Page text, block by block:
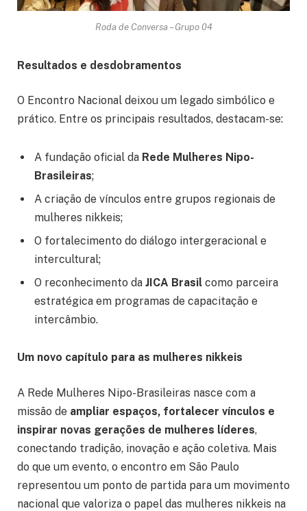
Roda de Conversa – Grupo 04
Resultados e desdobramentos
O Encontro Nacional deixou um legado simbólico e
prático. Entre os principais resultados, destacam-se:
A fundação oficial da Rede Mulheres Nipo-
Brasileiras;
A criação de vínculos entre grupos regionais de
mulheres nikkeis;
O fortalecimento do diálogo intergeracional e
intercultural;
O reconhecimento da JICA Brasil como parceira
estratégica em programas de capacitação e
intercâmbio.
Um novo capítulo para as mulheres nikkeis
A Rede Mulheres Nipo-Brasileiras nasce com a
missão de ampliar espaços, fortalecer vínculos e
inspirar novas gerações de mulheres líderes,
conectando tradição, inovação e ação coletiva. Mais
do que um evento, o encontro em São Paulo
representou um ponto de partida para um movimento
nacional que valoriza o papel das mulheres nikkeis na